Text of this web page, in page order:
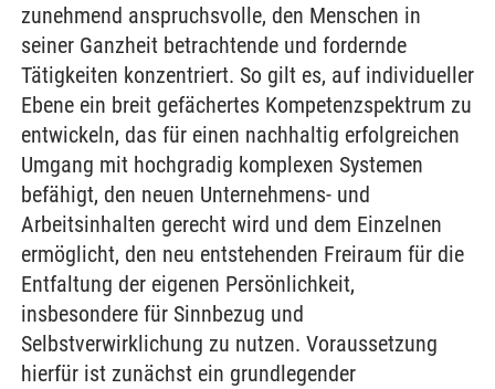
zunehmend anspruchsvolle, den Menschen in
seiner Ganzheit betrachtende und fordernde
Tätigkeiten konzentriert. So gilt es, auf individueller
Ebene ein breit gefächertes Kompetenzspektrum zu
entwickeln, das für einen nachhaltig erfolgreichen
Umgang mit hochgradig komplexen Systemen
befähigt, den neuen Unternehmens- und
Arbeitsinhalten gerecht wird und dem Einzelnen
ermöglicht, den neu entstehenden Freiraum für die
Entfaltung der eigenen Persönlichkeit,
insbesondere für Sinn­bezug und
Selbstverwirklichung zu nutzen. Voraussetzung
hierfür ist zunächst ein grundlegender